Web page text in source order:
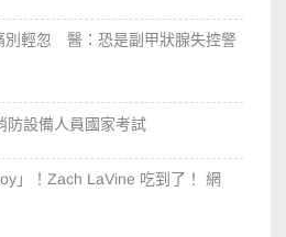
別輕忽 醫：恐是副甲狀腺失控警
防設備人員國家考試
」！Zach LaVine 吃到了！ 網